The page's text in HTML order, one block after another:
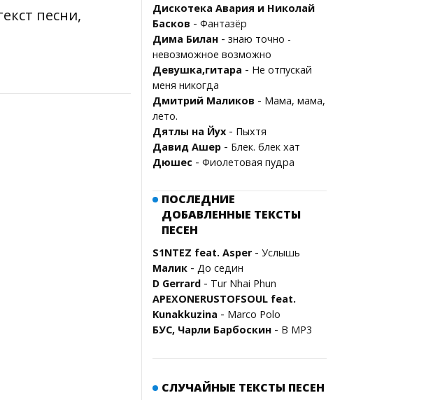
песни,
Дискотека Авария и Николай
Басков - Фантазёр
Дима Билан - знаю точно -
невозможное возможно
Девушка,гитара - Не отпускай
меня никогда
Дмитрий Маликов - Мама, мама,
лето.
Дятлы на Йух - Пыхтя
Давид Ашер - Блек. блек хат
Дюшес - Фиолетовая пудра
ПОСЛЕДНИЕ
ДОБАВЛЕННЫЕ ТЕКСТЫ
ПЕСЕН
S1NTEZ feat. Asper- Услышь
Малик - До седин
D Gerrard - Tur Nhai Phun
APEXONERUSTOFSOUL feat.
Kunakkuzina - Marco Polo
БУС, Чарли Барбоскин - В MP3
СЛУЧАЙНЫЕ ТЕКСТЫ ПЕСЕН